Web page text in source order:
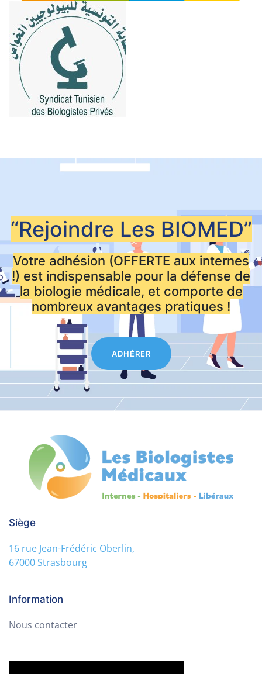
“Rejoindre Les BIOMED”
Votre adhésion (OFFERTE aux internes
!) est indispensable pour la défense de
la biologie médicale, et comporte de
nombreux avantages pratiques !
ADHÉRER
Siège
16 rue Jean-Frédéric Oberlin,
67000 Strasbourg
Information
Nous contacter